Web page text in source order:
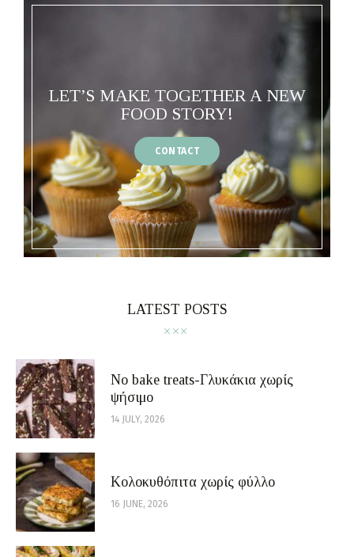
LET’S MAKE TOGETHER A NEW
FOOD STORY!
CONTACT
LATEST POSTS
No bake treats-Γλυκάκια χωρίς
ψήσιμο
14 JULY, 2026
Κολοκυθόπιτα χωρίς φύλλο
16 JUNE, 2026